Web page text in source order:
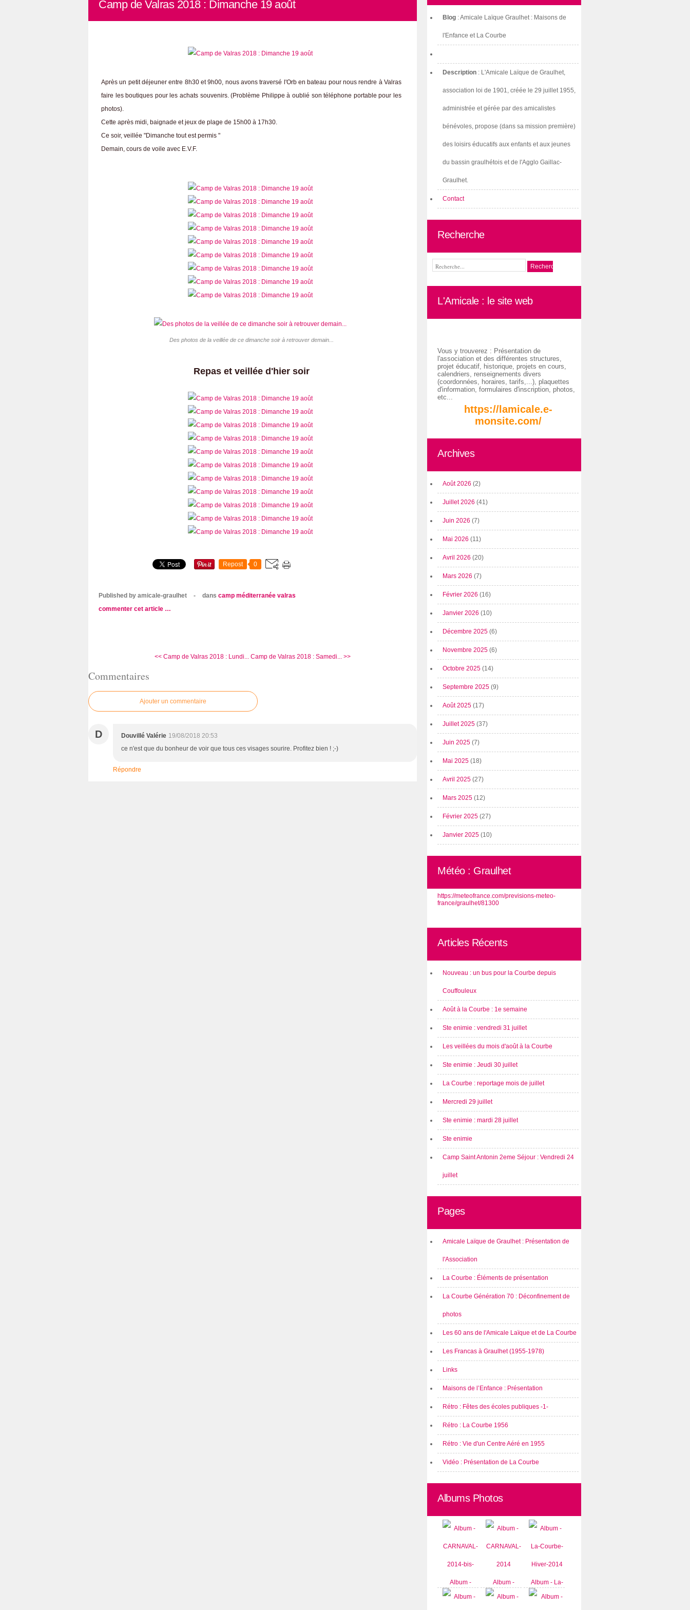
Camp de Valras 2018 : Dimanche 19 août
Après un petit déjeuner entre 8h30 et 9h00, nous avons traversé l'Orb en bateau pour nous rendre à Valras
faire les boutiques pour les achats souvenirs. (Problème Philippe à oublié son téléphone portable pour les
photos).
Cette après midi, baignade et jeux de plage de 15h00 à 17h30.
Ce soir, veillée "Dimanche tout est permis "
Demain, cours de voile avec E.V.F.
Des photos de la veillée de ce dimanche soir à retrouver demain...
Repas et veillée d'hier soir
Repost 0
Published by amicale-graulhet - dans camp méditerranée valras
commenter cet article …
<< Camp de Valras 2018 : Lundi... Camp de Valras 2018 : Samedi... >>
Commentaires
Ajouter un commentaire
D Douvillé Valérie 19/08/2018 20:53
ce n'est que du bonheur de voir que tous ces visages sourire. Profitez bien ! ;-)
Répondre
Blog : Amicale Laïque Graulhet : Maisons de
l'Enfance et La Courbe
Description : L'Amicale Laïque de Graulhet,
association loi de 1901, créée le 29 juillet 1955,
administrée et gérée par des amicalistes
bénévoles, propose (dans sa mission première)
des loisirs éducatifs aux enfants et aux jeunes
du bassin graulhétois et de l'Agglo Gaillac-
Graulhet.
Contact
Recherche
L'Amicale : le site web
Vous y trouverez : Présentation de
l'association et des différentes structures,
projet éducatif, historique, projets en cours,
calendriers, renseignements divers
(coordonnées, horaires, tarifs,...), plaquettes
d'information, formulaires d'inscription, photos,
etc...
https://lamicale.e-
monsite.com/
Archives
Août 2026 (2)
Juillet 2026 (41)
Juin 2026 (7)
Mai 2026 (11)
Avril 2026 (20)
Mars 2026 (7)
Février 2026 (16)
Janvier 2026 (10)
Décembre 2025 (6)
Novembre 2025 (6)
Octobre 2025 (14)
Septembre 2025 (9)
Août 2025 (17)
Juillet 2025 (37)
Juin 2025 (7)
Mai 2025 (18)
Avril 2025 (27)
Mars 2025 (12)
Février 2025 (27)
Janvier 2025 (10)
Météo : Graulhet
https://meteofrance.com/previsions-meteo-
france/graulhet/81300
Articles Récents
Nouveau : un bus pour la Courbe depuis
Couffouleux
Août à la Courbe : 1e semaine
Ste enimie : vendredi 31 juillet
Les veillées du mois d'août à la Courbe
Ste enimie : Jeudi 30 juillet
La Courbe : reportage mois de juillet
Mercredi 29 juillet
Ste enimie : mardi 28 juillet
Ste enimie
Camp Saint Antonin 2eme Séjour : Vendredi 24
juillet
Pages
Amicale Laïque de Graulhet : Présentation de
l'Association
La Courbe : Éléments de présentation
La Courbe Génération 70 : Déconfinement de
photos
Les 60 ans de l'Amicale Laïque et de La Courbe
Les Francas à Graulhet (1955-1978)
Links
Maisons de l’Enfance : Présentation
Rétro : Fêtes des écoles publiques -1-
Rétro : La Courbe 1956
Rétro : Vie d'un Centre Aéré en 1955
Vidéo : Présentation de La Courbe
Albums Photos
Album -
CARNAVAL-
Album -
CARNAVAL-
Album - La-
Courbe-